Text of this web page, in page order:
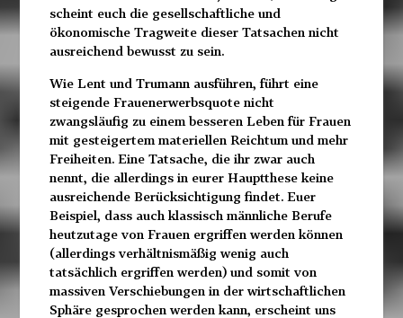
scheint euch die gesellschaftliche und
ökonomische Tragweite dieser Tatsachen nicht
ausreichend bewusst zu sein.
Wie Lent und Trumann ausführen, führt eine
steigende Frauenerwerbsquote nicht
zwangsläufig zu einem besseren Leben für Frauen
mit gesteigertem materiellen Reichtum und mehr
Freiheiten. Eine Tatsache, die ihr zwar auch
nennt, die allerdings in eurer Hauptthese keine
ausreichende Berücksichtigung findet. Euer
Beispiel, dass auch klassisch männliche Berufe
heutzutage von Frauen ergriffen werden können
(allerdings verhältnismäßig wenig auch
tatsächlich ergriffen werden) und somit von
massiven Verschiebungen in der wirtschaftlichen
Sphäre gesprochen werden kann, erscheint uns